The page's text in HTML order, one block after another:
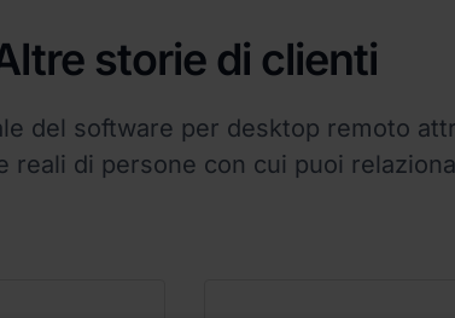
storie di clienti
del software per desktop remoto
reali di persone con cui puoi